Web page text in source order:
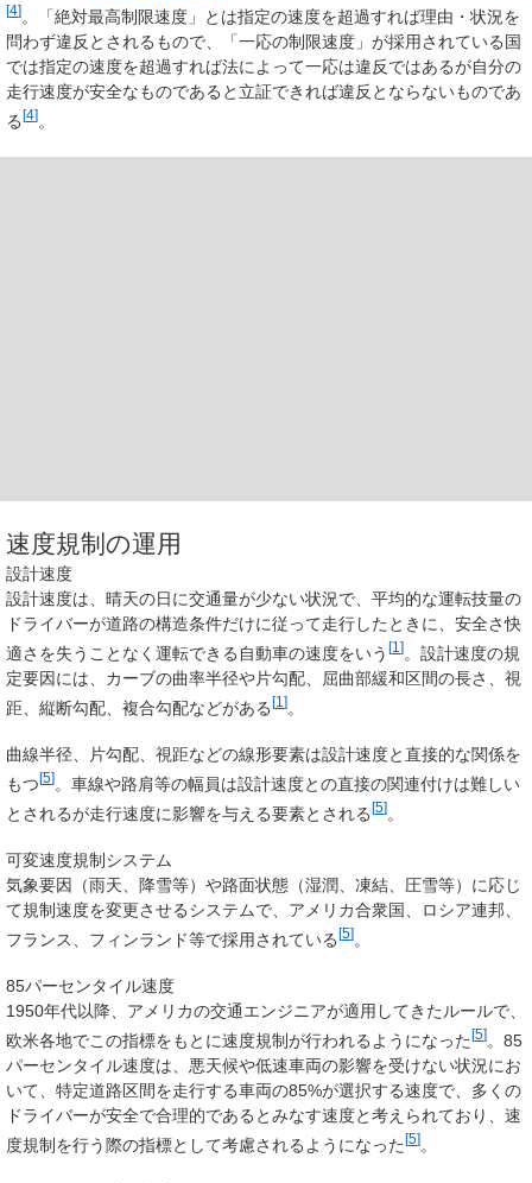
[4]。「絶対最高制限速度」とは指定の速度を超過すれば理由・状況を
問わず違反とされるもので、「一応の制限速度」が採用されている国
では指定の速度を超過すれば法によって一応は違反ではあるが自分の
走行速度が安全なものであると立証できれば違反とならないものであ
る[4]
速度規制の運用
設計速度
設計速度は、晴天の日に交通量が少ない状況で、平均的な運転技量の
ドライバーが道路の構造条件だけに従って走行したときに、安全さ快
適さを失うことなく運転できる自動車の速度をいう [1 ] 。設計速度の規
定要因には、カーブの曲率半径や片勾配、屈曲部緩和区間の長さ、視
距、縦断勾配、複合勾配などがある[1 ]。
曲線半径、片勾配、視距などの線形要素は設計速度と直接的な関係を
もつ[5] 。車線や路肩等の幅員は設計速度との直接の関連付けは難しい
とされるが走行速度に影響を与える要素とされる[5]。
可変速度規制システム
気象要因（雨天、降雪等）や路面状態（湿潤、凍結、圧雪等）に応じ
て規制速度を変更させるシステムで、アメリカ合衆国、ロシア連邦、
フランス、フィンランド等で採用されている[5]。
85パーセンタイル速度
1950年代以降、アメリカの交通エンジニアが適用してきたルールで、
欧米各地でこの指標をもとに速度規制が行われるようになった [5] 。85
パーセンタイル速度は、悪天候や低速車両の影響を受けない状況にお
いて、特定道路区間を走行する車両の85%が選択する速度で、多くの
ドライバーが安全で合理的であるとみなす速度と考えられており、速
度規制を行う際の指標として考慮されるようになった[5]。